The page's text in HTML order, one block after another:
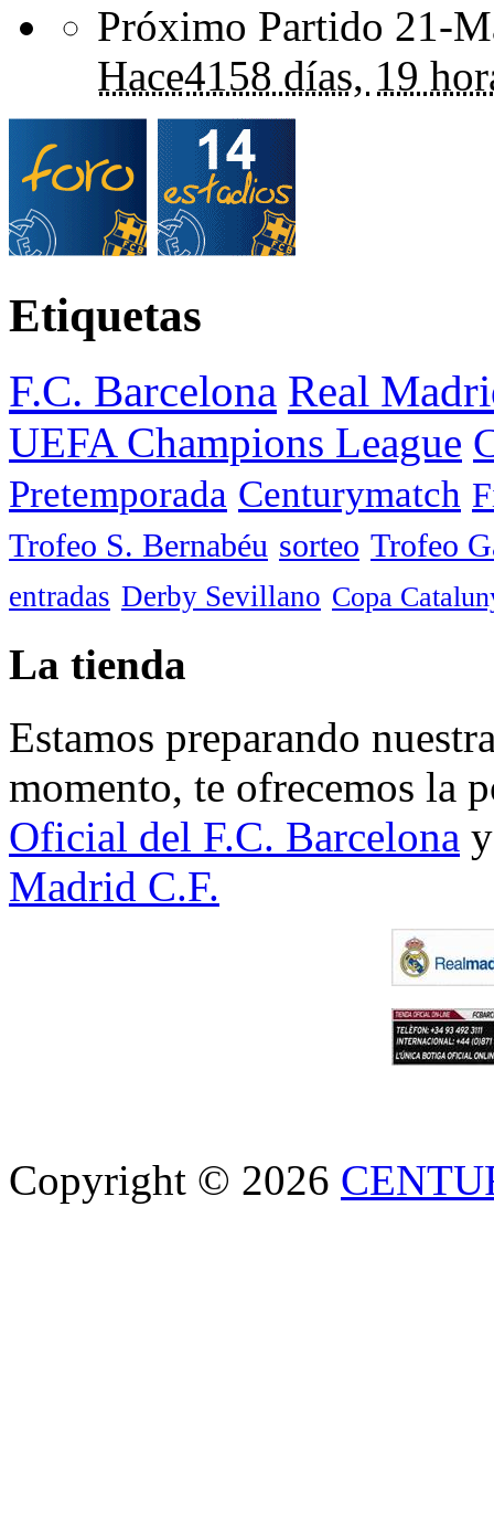
Próximo Partido 21-
Hace4158 días, 19
Etiquetas
F.C. Barcelona Real
UEFA Champions League
Pretemporada Centurymatch
Trofeo S. Bernabéu sorteo Trofeo
entradas Derby Sevillano Copa
La tienda
Estamos preparando
momento, te ofrecemos la
Oficial del F.C. Barcelona
Madrid C.F.
Copyright © 2026